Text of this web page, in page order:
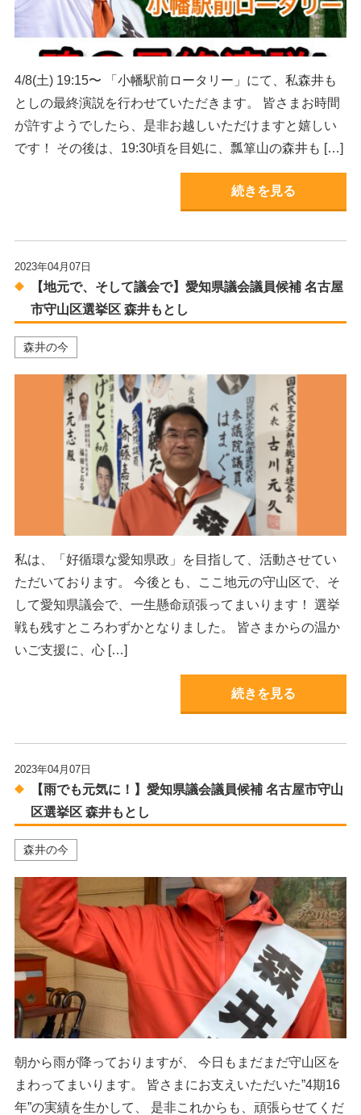
4/8(土) 19:15〜 「小幡駅前ロータリー」にて、私森井も
としの最終演説を行わせていただきます。 皆さまお時間
が許すようでしたら、是非お越しいただけますと嬉しい
です！ その後は、19:30頃を目処に、瓢箪山の森井も […]
続きを見る
2023年04月07日
【地元で、そして議会で】愛知県議会議員候補 名古屋
市守山区選挙区 森井もとし
森井の今
私は、「好循環な愛知県政」を目指して、活動させてい
ただいております。 今後とも、ここ地元の守山区で、そ
して愛知県議会で、一生懸命頑張ってまいります！ 選挙
戦も残すところわずかとなりました。 皆さまからの温か
いご支援に、心 […]
続きを見る
2023年04月07日
【雨でも元気に！】愛知県議会議員候補 名古屋市守山
区選挙区 森井もとし
森井の今
朝から雨が降っておりますが、 今日もまだまだ守山区を
まわってまいります。 皆さまにお支えいただいた”4期16
年”の実績を生かして、 是非これからも、頑張らせてくだ